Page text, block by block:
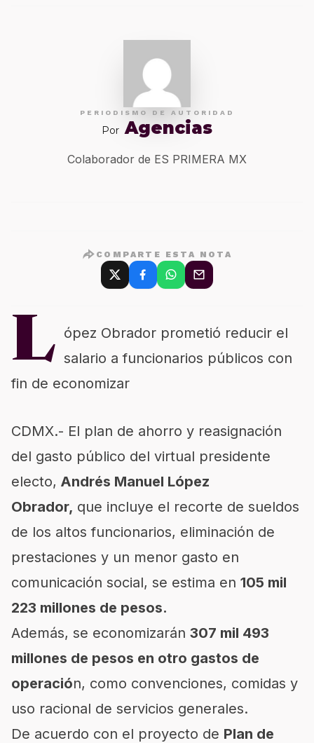
PERIODISMO DE AUTORIDAD
Por Agencias
Colaborador de ES PRIMERA MX
COMPARTE ESTA NOTA
L ópez Obrador prometió reducir el
salario a funcionarios públicos con
fin de economizar
CDMX.- El plan de ahorro y reasignación
del gasto público del virtual presidente
electo, Andrés Manuel López
Obrador, que incluye el recorte de sueldos
de los altos funcionarios, eliminación de
prestaciones y un menor gasto en
comunicación social, se estima en 105 mil
223 millones de pesos.
Además, se economizarán 307 mil 493
millones de pesos en otro gastos de
operación, como convenciones, comidas y
uso racional de servicios generales.
De acuerdo con el proyecto de Plan de